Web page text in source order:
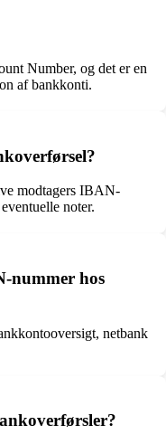
Number, og det er en
af bankkonti.
modtagers IBAN-
noter.
nummer hos
netbank